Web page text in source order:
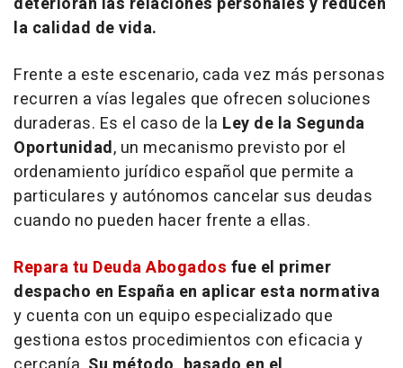
la calidad de vida.
Frente a este escenario, cada vez más personas
recurren a vías legales que ofrecen soluciones
duraderas. Es el caso de la Ley de la Segunda
Oportunidad, un mecanismo previsto por el
ordenamiento jurídico español que permite a
particulares y autónomos cancelar sus deudas
cuando no pueden hacer frente a ellas.
Repara tu Deuda Abogados fue el primer
despacho en España en aplicar esta normativa
y cuenta con un equipo especializado que
gestiona estos procedimientos con eficacia y